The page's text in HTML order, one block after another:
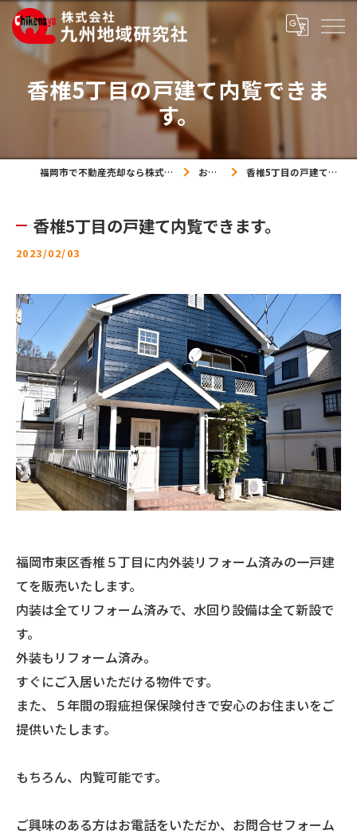
香椎5丁目の戸建て内覧できま
す。
福岡市で不動産売却なら株式会社九州地域研究社 お知らせ 香椎5丁目の戸建て内覧できます。
香椎5丁目の戸建て内覧できます。
2023/02/03
福岡市東区香椎５丁目に内外装リフォーム済みの一戸建
てを販売いたします。
内装は全てリフォーム済みで、水回り設備は全て新設で
す。
外装もリフォーム済み。
すぐにご入居いただける物件です。
また、５年間の瑕疵担保保険付きで安心のお住まいをご
提供いたします。
もちろん、内覧可能です。
ご興味のある方はお電話をいただか、お問合せフォーム